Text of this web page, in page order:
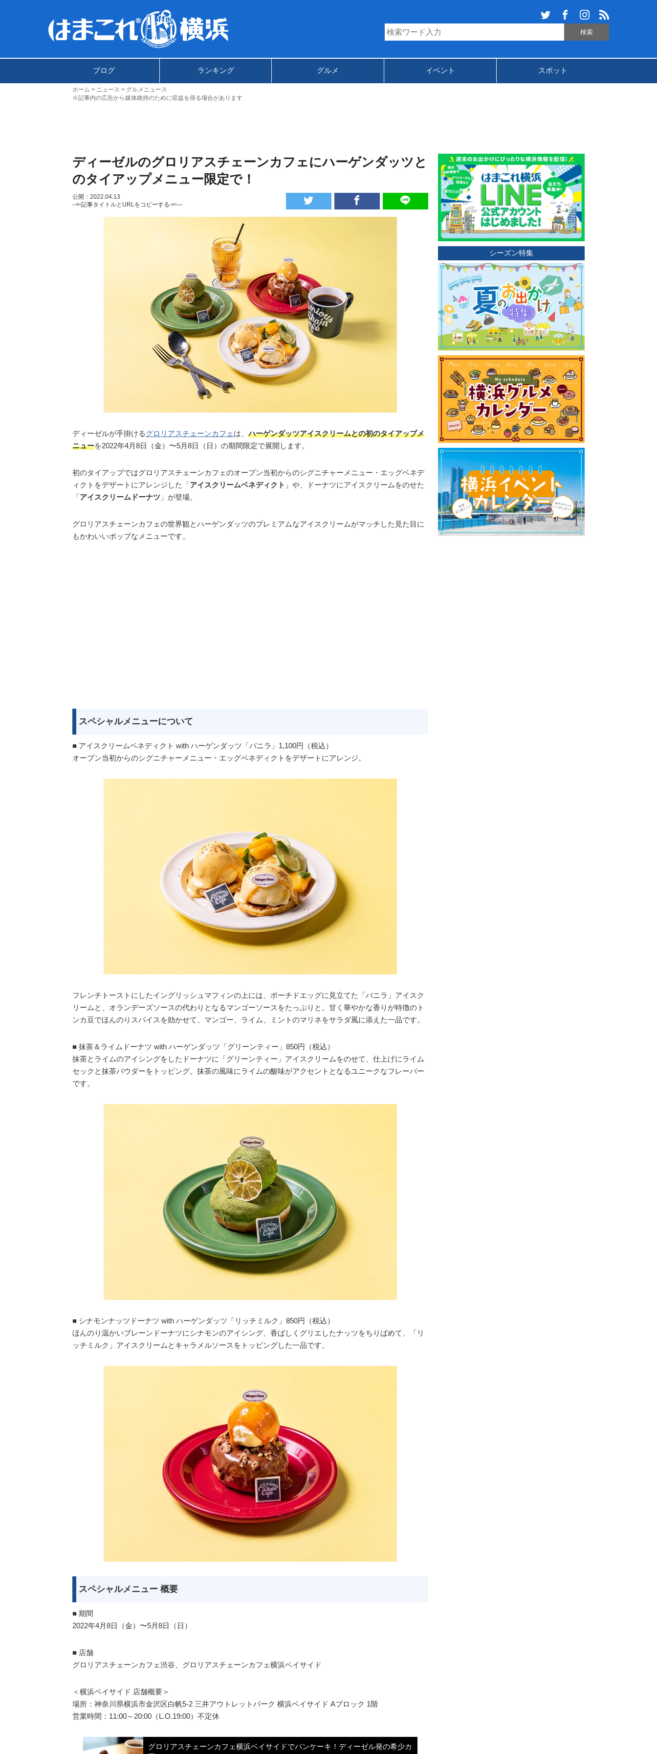
ブログ ランキング グルメ イベント スポット
ホーム ニュース
グルメニュース
※記事内の広告から媒体維持のために収益を得る場合があります
ディーゼルのグロリアスチェーンカフェにハーゲンダッツと
のタイアップメニュー限定で！
公開：2022.04.13
--✄記事タイトルとURLをコピーする-✄—
ディーゼルが手掛けるグロリアスチェーンカフェ は、ハーゲンダッツアイスクリームとの初のタイアップメ
ニューを2022年4月8日（金）〜5月8日（日）の期間限定で展開します。
初のタイアップではグロリアスチェーンカフェのオープン当初からのシグニチャーメニュー・エッグベネデ
ィクトをデザートにアレンジした「アイスクリームベネディクト 」や、ドーナツにアイスクリームをのせた
「アイスクリームドーナツ 」が登場。
グロリアスチェーンカフェの世界観とハーゲンダッツのプレミアムなアイスクリームがマッチした見た目に
もかわいいポップなメニューです。
スペシャルメニューについて
■ アイスクリームベネディクト with ハーゲンダッツ「バニラ」1,100円（税込）
オープン当初からのシグニチャーメニュー・エッグベネディクトをデザートにアレンジ。
フレンチトーストにしたイングリッシュマフィンの上には、ポーチドエッグに見立てた「バニラ」アイスク
リームと、オランデーズソースの代わりとなるマンゴーソースをたっぷりと。甘く華やかな香りが特徴のト
ンカ豆でほんのりスパイスを効かせて、マンゴー、ライム、ミントのマリネをサラダ風に添えた一品です。
■ 抹茶＆ライムドーナツ with ハーゲンダッツ「グリーンティー」850円（税込）
抹茶とライムのアイシングをしたドーナツに「グリーンティー」アイスクリームをのせて、仕上げにライム
セックと抹茶パウダーをトッピング。抹茶の風味にライムの酸味がアクセントとなるユニークなフレーバー
です。
■ シナモンナッツドーナツ with ハーゲンダッツ「リッチミルク」850円（税込）
ほんのり温かいプレーンドーナツにシナモンのアイシング、香ばしくグリエしたナッツをちりばめて、「リ
ッチミルク」アイスクリームとキャラメルソースをトッピングした一品です。
スペシャルメニュー 概要
■ 期間
2022年4月8日（金）〜5月8日（日）
■ 店舗
グロリアスチェーンカフェ渋谷、グロリアスチェーンカフェ横浜ベイサイド
＜横浜ベイサイド 店舗概要＞
場所：神奈川県横浜市金沢区白帆5-2 三井アウトレットパーク 横浜ベイサイド Aブロック 1階
営業時間：11:00～20:00（L.O.19:00）不定休
グロリアスチェーンカフェ横浜ベイサイドでパンケーキ！ディーゼル発の希少カ
シーズン特集